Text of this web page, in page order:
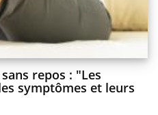
repos : "Les
symptômes et leurs